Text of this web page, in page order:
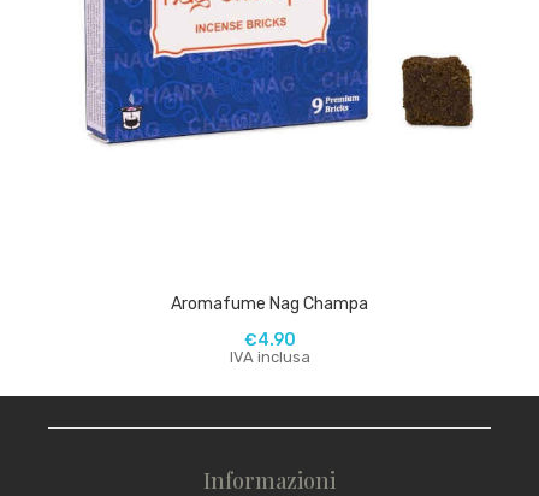
Aromafume Nag Champa
€4.90
IVA inclusa
Informazioni